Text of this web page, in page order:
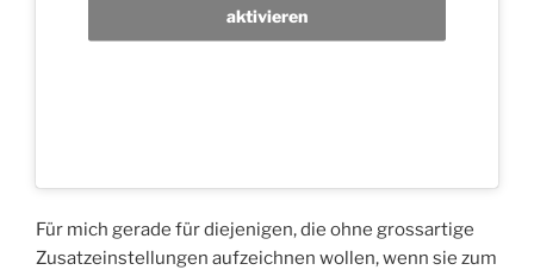
aktivieren
Für mich gerade für diejenigen, die ohne grossartige
Zusatzeinstellungen aufzeichnen wollen, wenn sie zum